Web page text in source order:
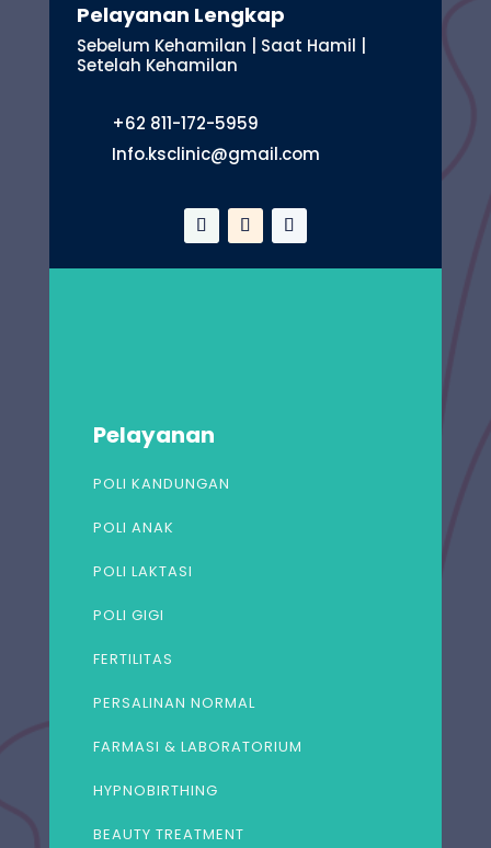
Pelayanan Lengkap
Sebelum Kehamilan | Saat Hamil |
Setelah Kehamilan
+62 811-172-5959
Info.ksclinic@gmail.com
Pelayanan
POLI KANDUNGAN
POLI ANAK
POLI LAKTASI
POLI GIGI
FERTILITAS
PERSALINAN NORMAL
FARMASI & LABORATORIUM
HYPNOBIRTHING
BEAUTY TREATMENT